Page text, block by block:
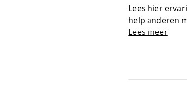
Lees hier
help anderen
Lees meer